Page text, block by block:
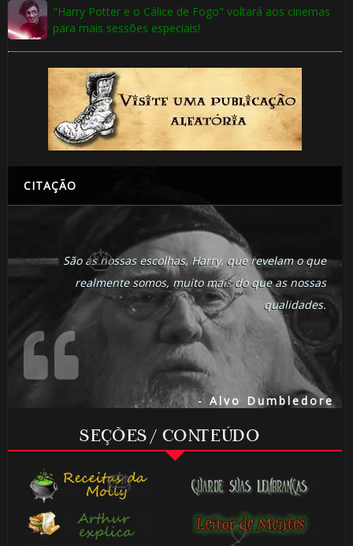
"Harry Potter e o Cálice de Fogo" voltará aos cinemas
para mais sessões especiais!
CITAÇÃO
São as nossas escolhas, Harry, que revelam o que
realmente somos, muito mais do que as nossas
qualidades.
- Alvo Dumbledore
SEÇÕES / CONTEÚDO
🎂
🎂
🎂
⚡